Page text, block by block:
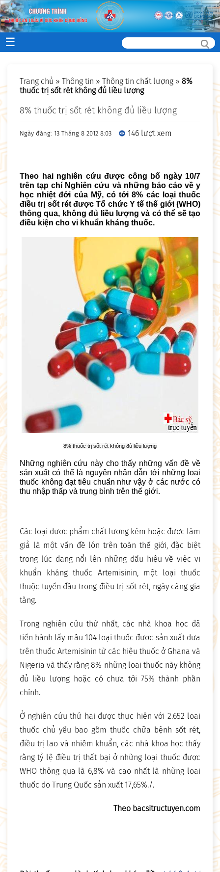
☰
Trang chủ » Thông tin » Thông tin chất lượng » 8%
thuốc trị sốt rét không đủ liều lượng
8% thuốc trị sốt rét không đủ liều lượng
Ngày đăng: 13 Tháng 8 2012 8:03 146 lượt xem
Theo hai nghiên cứu được công bố ngày 10/7
trên tạp chí Nghiên cứu và những báo cáo về y
học nhiệt đới của Mỹ, có tới 8% các loại thuốc
điều trị sốt rét được Tổ chức Y tế thế giới (WHO)
thông qua, không đủ liều lượng và có thể sẽ tạo
điều kiện cho vi khuẩn kháng thuốc.
8% thuốc trị sốt rét không đủ liều lượng
Những nghiên cứu này cho thấy những vấn đề về
sản xuất có thể là nguyên nhân dẫn tới những loại
thuốc không đạt tiêu chuẩn như vậy ở các nước có
thu nhập thấp và trung bình trên thế giới.
Các loại dược phẩm chất lượng kém hoặc được làm
giả là một vấn đề lớn trên toàn thế giới, đặc biệt
trong lúc đang nổi lên những dấu hiệu về việc vi
khuẩn kháng thuốc Artemisinin, một loại thuốc
thuộc tuyến đầu trong điều trị sốt rét, ngày càng gia
tăng.
Trong nghiên cứu thứ nhất, các nhà khoa học đã
tiến hành lấy mẫu 104 loại thuốc được sản xuất dựa
trên thuốc Artemisinin từ các hiệu thuốc ở Ghana và
Nigeria và thấy rằng 8% những loại thuốc này không
đủ liều lượng hoặc có chưa tới 75% thành phần
chính.
Ở nghiên cứu thứ hai được thực hiện với 2.652 loại
thuốc chủ yếu bao gồm thuốc chữa bệnh sốt rét,
điều trị lao và nhiễm khuẩn, các nhà khoa học thấy
rằng tỷ lệ điều trị thất bại ở những loại thuốc được
WHO thông qua là 6,8% và cao nhất là những loại
thuốc do Trung Quốc sản xuất 17,65%./.
Theo bacsitructuyen.com